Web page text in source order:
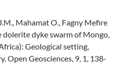
Mahamat O., Fagny Mefire
dolerite dyke swarm of Mongo,
Geological setting,
Open Geosciences, 9, 1, 138-